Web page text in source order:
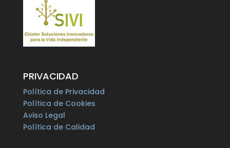
PRIVACIDAD
Política de Privacidad
Política de Cookies
Aviso Legal
Política de Calidad